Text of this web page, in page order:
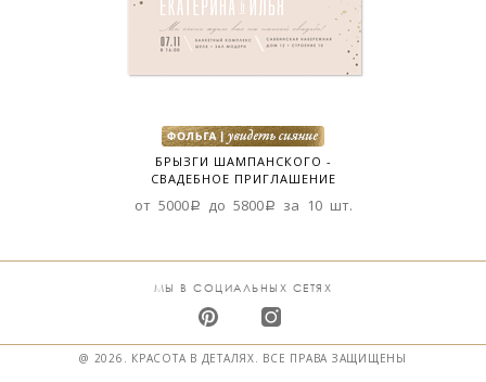
БРЫЗГИ ШАМПАНСКОГО -
СВАДЕБНОЕ ПРИГЛАШЕНИЕ
от 5000a до 5800a за 10 шт.
МЫ В СОЦИАЛЬНЫХ СЕТЯХ
@ 2026. КРАСОТА В ДЕТАЛЯХ. ВСЕ ПРАВА ЗАЩИЩЕНЫ